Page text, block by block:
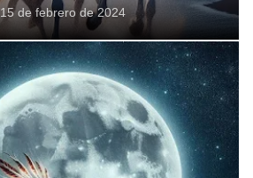
15 de febrero de 2024